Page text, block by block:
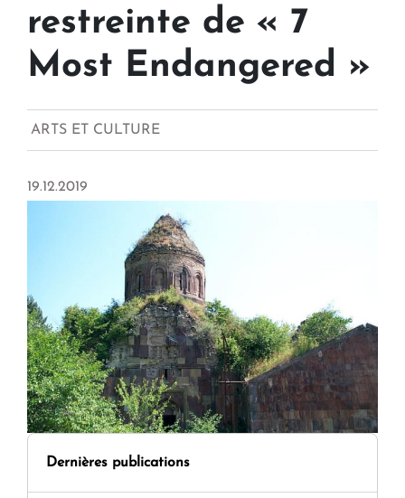
restreinte de « 7
Most Endangered »
ARTS ET CULTURE
19.12.2019
Dernières publications